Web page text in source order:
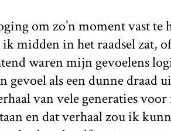
om zo’n moment vast te
midden in het raadsel zat,
waren mijn gevoelens
gevoel als een dunne draad
van vele generaties
en dat verhaal zou ik